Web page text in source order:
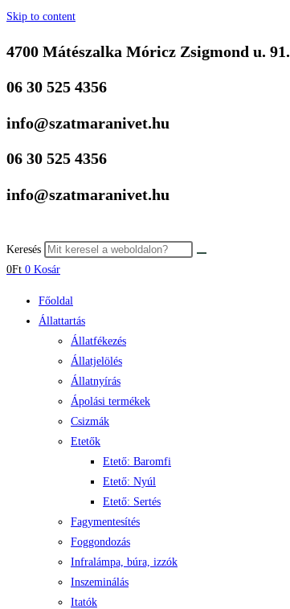
Skip to content
4700 Mátészalka Móricz Zsigmond u. 91.
06 30 525 4356
info@szatmaranivet.hu
06 30 525 4356
info@szatmaranivet.hu
Keresés
0Ft 0 Kosár
Főoldal
Állattartás
Állatfékezés
Állatjelölés
Állatnyírás
Ápolási termékek
Csizmák
Etetők
Etető: Baromfi
Etető: Nyúl
Etető: Sertés
Fagymentesítés
Foggondozás
Infralámpa, búra, izzók
Inszeminálás
Itatók